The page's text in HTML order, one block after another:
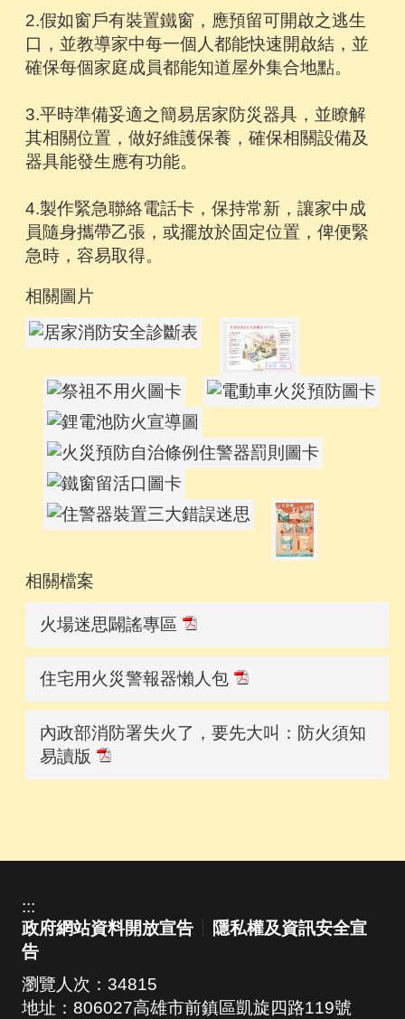
2.假如窗戶有裝置鐵窗，應預留可開啟之逃生
口，並教導家中每一個人都能快速開啟結，並
確保每個家庭成員都能知道屋外集合地點。
3.平時準備妥適之簡易居家防災器具，並瞭解
其相關位置，做好維護保養，確保相關設備及
器具能發生應有功能。
4.製作緊急聯絡電話卡，保持常新，讓家中成
員隨身攜帶乙張，或擺放於固定位置，俾便緊
急時，容易取得。
相關圖片
相關檔案
火場迷思闢謠專區
住宅用火災警報器懶人包
內政部消防署失火了，要先大叫：防火須知
易讀版
:::
政府網站資料開放宣告
隱私權及資訊安全宣
告
瀏覽人次： 34815
地址：806027高雄市前鎮區凱旋四路119號